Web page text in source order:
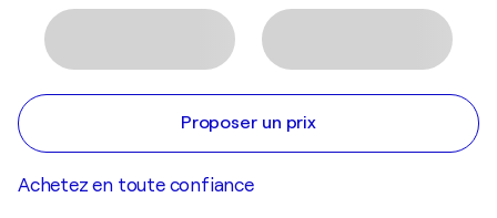
Proposer un prix
Achetez en toute confiance